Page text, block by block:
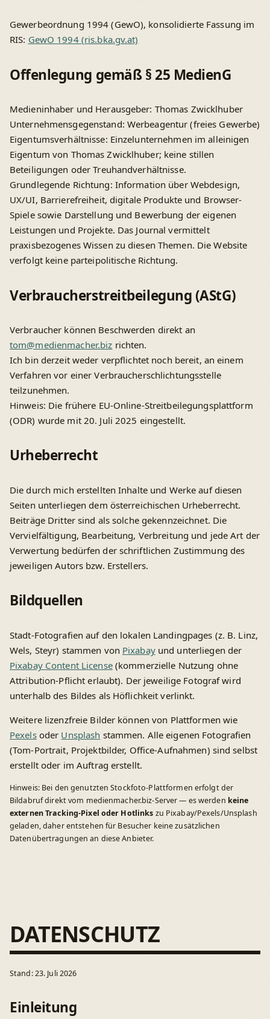
Gewerbeordnung 1994 (GewO), konsolidierte Fassung im
RIS: GewO 1994 (ris.bka.gv.at)
Offenlegung gemäß § 25 MedienG
Medieninhaber und Herausgeber: Thomas Zwicklhuber
Unternehmensgegenstand: Werbeagentur (freies Gewerbe)
Eigentumsverhältnisse: Einzelunternehmen im alleinigen
Eigentum von Thomas Zwicklhuber; keine stillen
Beteiligungen oder Treuhandverhältnisse.
Grundlegende Richtung: Information über Webdesign,
UX/UI, Barrierefreiheit, digitale Produkte und Browser-
Spiele sowie Darstellung und Bewerbung der eigenen
Leistungen und Projekte. Das Journal vermittelt
praxisbezogenes Wissen zu diesen Themen. Die Website
verfolgt keine parteipolitische Richtung.
Verbraucherstreitbeilegung (AStG)
Verbraucher können Beschwerden direkt an
tom@medienmacher.biz richten.
Ich bin derzeit weder verpflichtet noch bereit, an einem
Verfahren vor einer Verbraucherschlichtungsstelle
teilzunehmen.
Hinweis: Die frühere EU-Online-Streitbeilegungsplattform
(ODR) wurde mit 20. Juli 2025 eingestellt.
Urheberrecht
Die durch mich erstellten Inhalte und Werke auf diesen
Seiten unterliegen dem österreichischen Urheberrecht.
Beiträge Dritter sind als solche gekennzeichnet. Die
Vervielfältigung, Bearbeitung, Verbreitung und jede Art der
Verwertung bedürfen der schriftlichen Zustimmung des
jeweiligen Autors bzw. Erstellers.
Bildquellen
Stadt-Fotografien auf den lokalen Landingpages (z. B. Linz,
Wels, Steyr) stammen von Pixabayund unterliegen der
Pixabay Content License(kommerzielle Nutzung ohne
Attribution-Pflicht erlaubt). Der jeweilige Fotograf wird
unterhalb des Bildes als Höflichkeit verlinkt.
Weitere lizenzfreie Bilder können von Plattformen wie
Pexelsoder Unsplash stammen. Alle eigenen Fotografien
(Tom-Portrait, Projektbilder, Office-Aufnahmen) sind selbst
erstellt oder im Auftrag erstellt.
Hinweis: Bei den genutzten Stockfoto-Plattformen erfolgt der
Bildabruf direkt vom medienmacher.biz-Server — es werden keine
externen Tracking-Pixel oder Hotlinks zu Pixabay/Pexels/Unsplash
geladen, daher entstehen für Besucher keine zusätzlichen
Datenübertragungen an diese Anbieter.
DATENSCHUTZ
Stand: 23. Juli 2026
Einleitung